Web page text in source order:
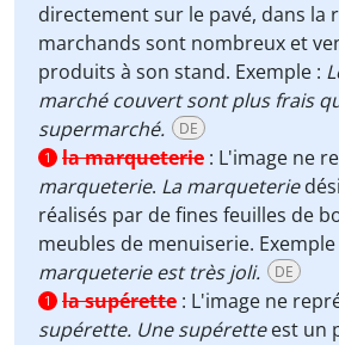
directement sur le pavé, dans la
marchands sont nombreux et
produits à son stand. Exemple :
marché couvert sont plus frais
supermarché.
DE
1 la marqueterie : L'image ne
marqueterie. La marqueterie
réalisés par de fines feuilles de
meubles de menuiserie. Exemple
marqueterie est très joli.
DE
1 la supérette : L'image ne
supérette. Une supéretteest un